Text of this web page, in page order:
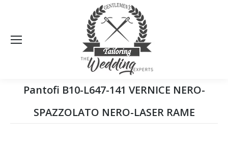
Pantofi B10-L647-141 VERNICE NERO-
SPAZZOLATO NERO-LASER RAME